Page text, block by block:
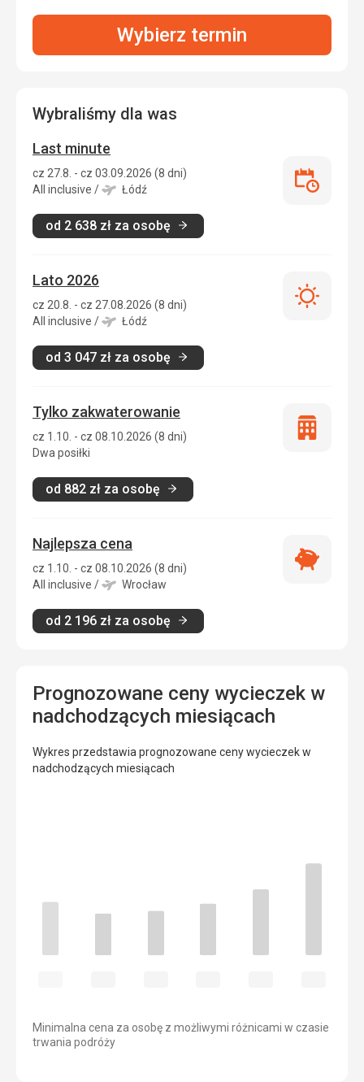
Wybierz termin
Wybraliśmy dla was
Last minute
cz 27.8. - cz 03.09.2026 (8 dni)
All inclusive / Łódź
od 2 638 zł za osobę
Last
Lato 2026
cz 20.8. - cz 27.08.2026 (8 dni)
All inclusive / Łódź
od 3 047 zł za osobę
Lato
Tylko zakwaterowanie
cz 1.10. - cz 08.10.2026 (8 dni)
Dwa posiłki
od 882 zł za osobę
Tylko
Najlepsza cena
cz 1.10. - cz 08.10.2026 (8 dni)
All inclusive / Wrocław
od 2 196 zł za osobę
Najlepsza
Prognozowane ceny wycieczek w
nadchodzących miesiącach
Wykres przedstawia prognozowane ceny wycieczek w
nadchodzących miesiącach
Minimalna cena za osobę z możliwymi różnicami w czasie
trwania podróży